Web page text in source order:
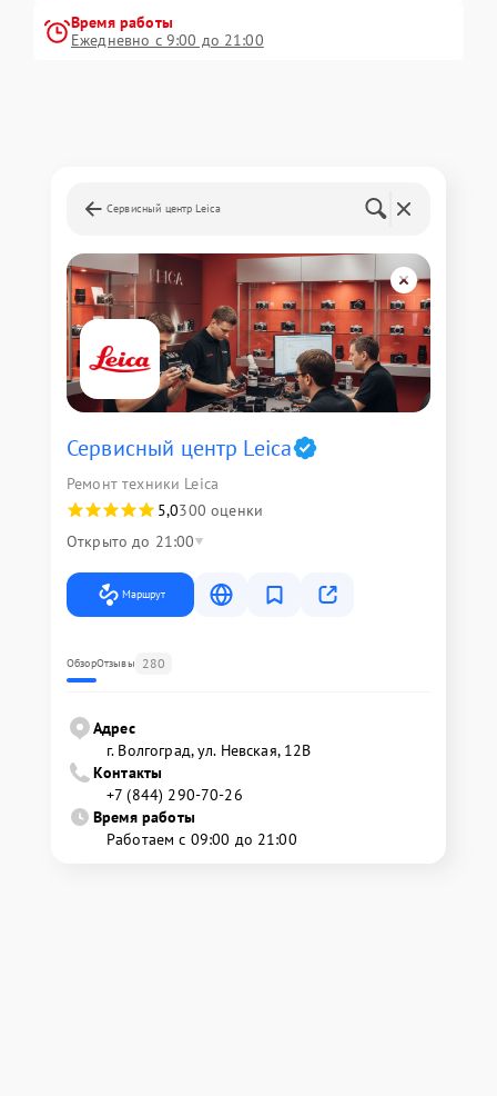
Время работы
Ежедневно с 9:00 до 21:00
Сервисный центр Leica
Сервисный центр Leica
Ремонт техники Leica
5,0300 оценки
Открыто до 21:00
Маршрут
ОбзорОтзывы 280
Адрес
г. Волгоград, ул. Невская, 12В
Контакты
+7 (844) 290-70-26
Время работы
Работаем с 09:00 до 21:00